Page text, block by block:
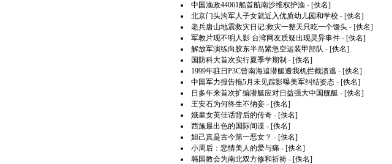
中国渔政44061船首航南沙维权护渔 - [佚名]
北京门头沟军人子女就近入优质幼儿园和学校 - [佚名]
老兵唐山地震救灾日记:救灾一整天只吃一个馒头 - [佚名]
军教片现不明人影 台湾网友质疑出现灵异事件 - [佚名]
解放军演练向胶东半岛紧急空运装甲部队 - [佚名]
国防科大首次实行夏季学期制 - [佚名]
1999年驻日P3C曾南海追潜艇遭我机拦截溃逃 - [佚名]
中国军力报告拖5月未见踪影曝美军纠结姿态 - [佚名]
日多年来首次扩编潜艇应对日益强大中国舰艇 - [佚名]
王安石为何终生不纳妾 - [佚名]
娥皇女英佳话背后的传奇 - [佚名]
西施最出色的国际间谍 - [佚名]
妲己真是古今第一恶女？ - [佚名]
小周后：悲情美人的爱与痛 - [佚名]
韩国教会为南北双方修和祈祷 - [佚名]